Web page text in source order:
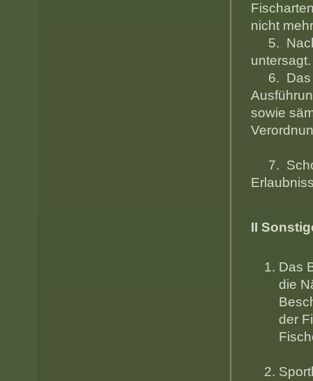
nicht
5. Nach
6. Das
sowie
7.
II
Das
die
der